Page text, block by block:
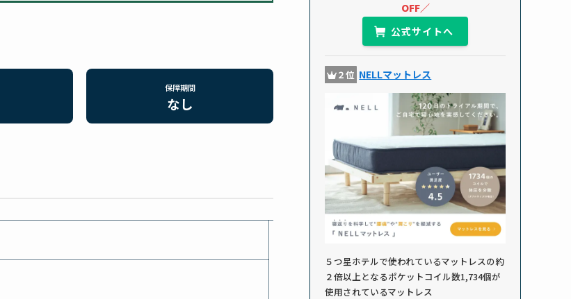
保障期間
なし
OFF／
公式サイトへ
２位 NELLマットレス
５つ星ホテルで使われているマットレスの約
２倍以上となるポケットコイル数1,734個が
使用されているマットレス